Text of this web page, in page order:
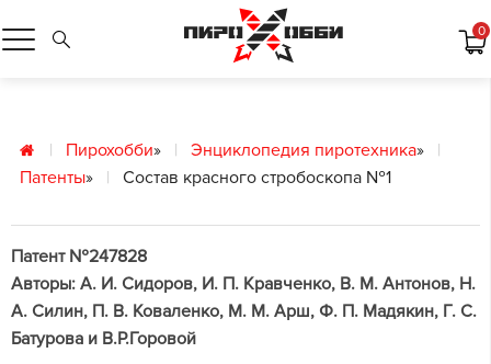
0
Пирохобби» Энциклопедия пиротехника»
Патенты» Состав красного стробоскопа №1
Патент №247828
Авторы: А. И. Сидоров, И. П. Кравченко, В. М. Антонов, Н.
А. Силин, П. В. Коваленко, М. М. Арш, Ф. П. Мадякин, Г. С.
Батурова и В.Р.Горовой